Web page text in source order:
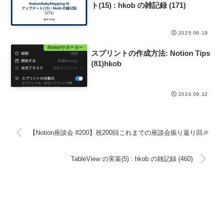
ト(15) : hkob の雑記録 (171)
2025.06.19
Notionサポーター
スプリントの作成方法: Notion Tips
(81)hkob
2024.09.12
【Notion座談会 #200】祝200回これまでの座談会振り返り回🎉
TableView の実装(5) : hkob の雑記録 (460)